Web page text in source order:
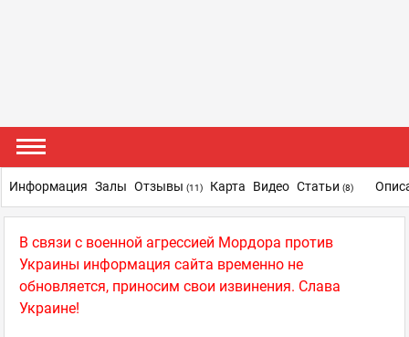
В связи с военной агрессией Мордора против
Украины информация сайта временно не
обновляется, приносим свои извинения. Слава
Украине!
Информация Залы Отзывы (11) Карта Видео Статьи (8)